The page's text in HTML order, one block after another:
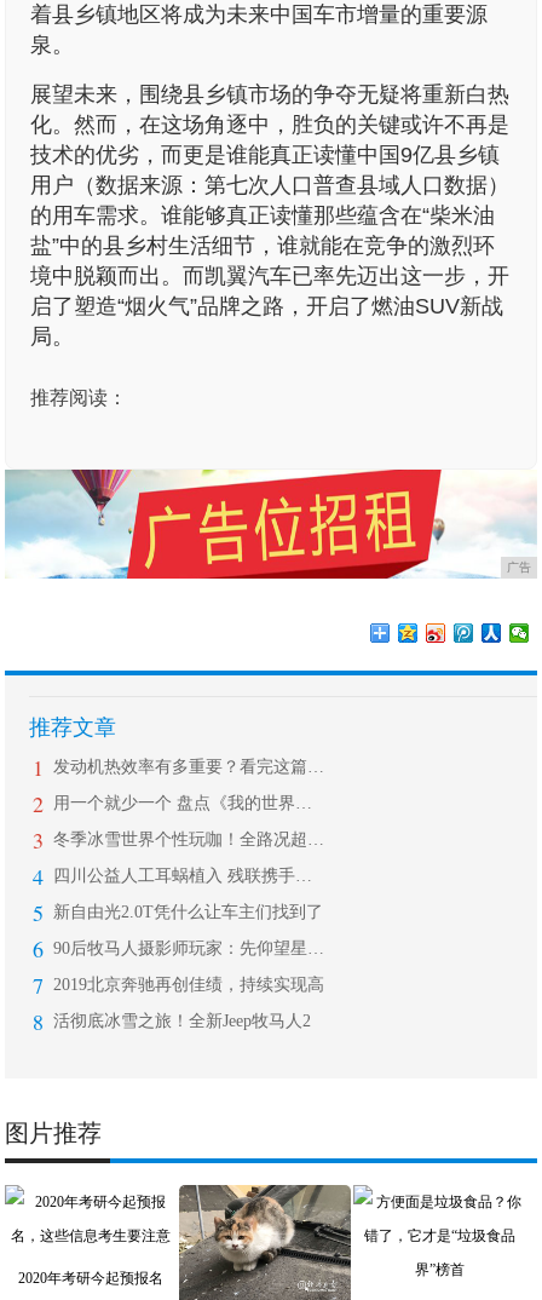
着县乡镇地区将成为未来中国车市增量的重要源
泉。
展望未来，围绕县乡镇市场的争夺无疑将重新白热
化。然而，在这场角逐中，胜负的关键或许不再是
技术的优劣，而更是谁能真正读懂中国9亿县乡镇
用户（数据来源：第七次人口普查县域人口数据）
的用车需求。谁能够真正读懂那些蕴含在“柴米油
盐”中的县乡村生活细节，谁就能在竞争的激烈环
境中脱颖而出。而凯翼汽车已率先迈出这一步，开
启了塑造“烟火气”品牌之路，开启了燃油SUV新战
局。
推荐阅读：
广告
推荐文章
1
2
3
4
5 新自由光2.0T凭什么让车主们找到了
6
7 2019北京奔驰再创佳绩，持续实现高
8 活彻底冰雪之旅！全新Jeep牧马人2
图片推荐
2020年考研今起预报名